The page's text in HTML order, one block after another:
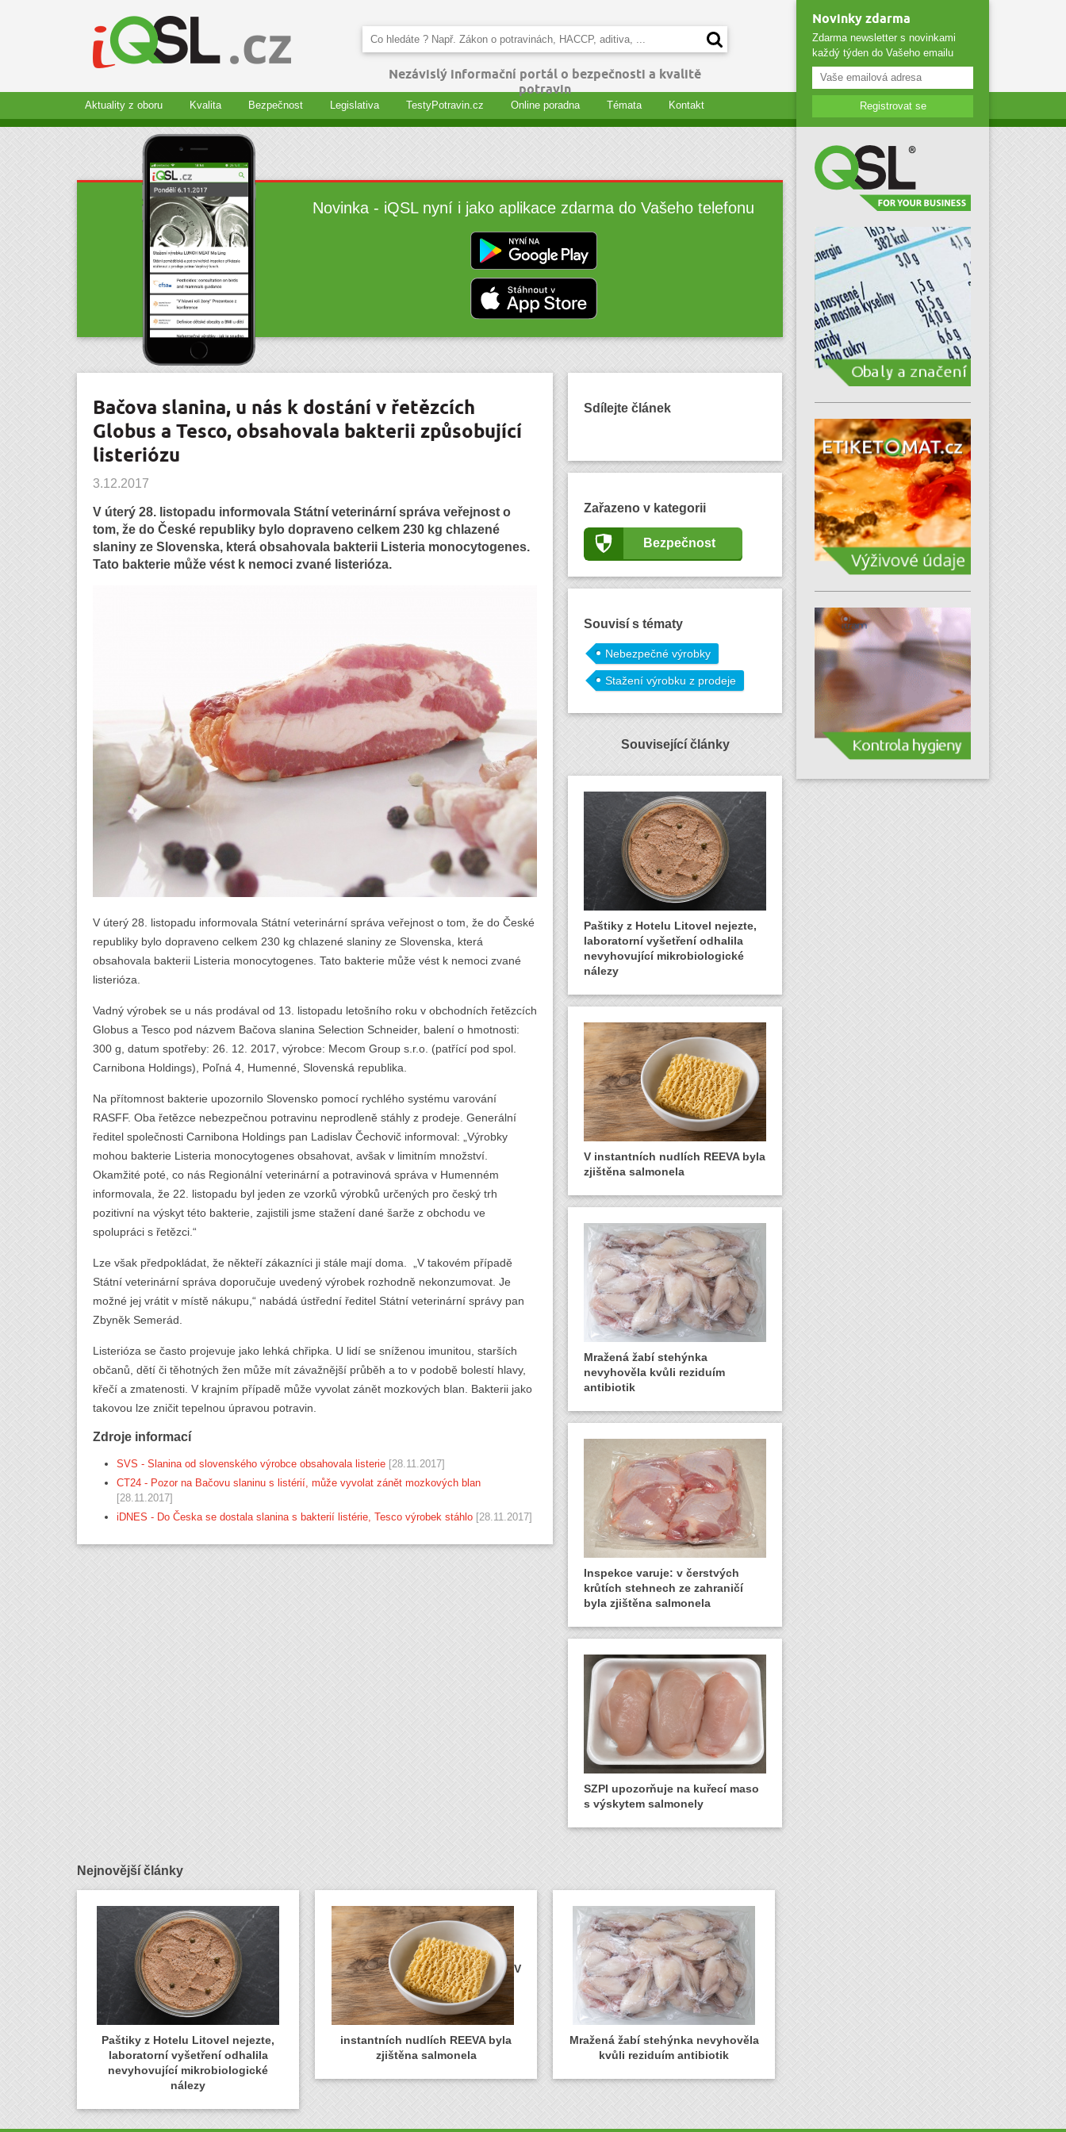
Nezávislý informační portál o bezpečnosti a kvalitě
potravin
Aktuality z oboru Kvalita Bezpečnost Legislativa TestyPotravin.cz Online poradna Témata Kontakt
Novinka - iQSL nyní i jako aplikace zdarma do Vašeho telefonu
Bačova slanina, u nás k dostání v řetězcích
Globus a Tesco, obsahovala bakterii způsobující
listeriózu
3.12.2017
V úterý 28. listopadu informovala Státní veterinární správa veřejnost o
tom, že do České republiky bylo dopraveno celkem 230 kg chlazené
slaniny ze Slovenska, která obsahovala bakterii Listeria monocytogenes.
Tato bakterie může vést k nemoci zvané listerióza.
V úterý 28. listopadu informovala Státní veterinární správa veřejnost o tom, že do České
republiky bylo dopraveno celkem 230 kg chlazené slaniny ze Slovenska, která
obsahovala bakterii Listeria monocytogenes. Tato bakterie může vést k nemoci zvané
listerióza.
Vadný výrobek se u nás prodával od 13. listopadu letošního roku v obchodních řetězcích
Globus a Tesco pod názvem Bačova slanina Selection Schneider, balení o hmotnosti:
300 g, datum spotřeby: 26. 12. 2017, výrobce: Mecom Group s.r.o. (patřící pod spol.
Carnibona Holdings), Poľná 4, Humenné, Slovenská republika.
Na přítomnost bakterie upozornilo Slovensko pomocí rychlého systému varování
RASFF. Oba řetězce nebezpečnou potravinu neprodleně stáhly z prodeje. Generální
ředitel společnosti Carnibona Holdings pan Ladislav Čechovič informoval: „Výrobky
mohou bakterie Listeria monocytogenes obsahovat, avšak v limitním množství.
Okamžité poté, co nás Regionální veterinární a potravinová správa v Humenném
informovala, že 22. listopadu byl jeden ze vzorků výrobků určených pro český trh
pozitivní na výskyt této bakterie, zajistili jsme stažení dané šarže z obchodu ve
spolupráci s řetězci.“
Lze však předpokládat, že někteří zákazníci ji stále mají doma. „V takovém případě
Státní veterinární správa doporučuje uvedený výrobek rozhodně nekonzumovat. Je
možné jej vrátit v místě nákupu,“ nabádá ústřední ředitel Státní veterinární správy pan
Zbyněk Semerád.
Listerióza se často projevuje jako lehká chřipka. U lidí se sníženou imunitou, starších
občanů, dětí či těhotných žen může mít závažnější průběh a to v podobě bolestí hlavy,
křečí a zmatenosti. V krajním případě může vyvolat zánět mozkových blan. Bakterii jako
takovou lze zničit tepelnou úpravou potravin.
Zdroje informací
SVS - Slanina od slovenského výrobce obsahovala listerie [28.11.2017]
CT24 - Pozor na Bačovu slaninu s listérií, může vyvolat zánět mozkových blan
[28.11.2017]
iDNES - Do Česka se dostala slanina s bakterií listérie, Tesco výrobek stáhlo [28.11.2017]
Sdílejte článek
Zařazeno v kategorii
Bezpečnost
Souvisí s tématy
Nebezpečné výrobky
Stažení výrobku z prodeje
Související články
Paštiky z Hotelu Litovel nejezte,
laboratorní vyšetření odhalila
nevyhovující mikrobiologické
nálezy
V instantních nudlích REEVA byla
zjištěna salmonela
Mražená žabí stehýnka
nevyhověla kvůli reziduím
antibiotik
Inspekce varuje: v čerstvých
krůtích stehnech ze zahraničí
byla zjištěna salmonela
SZPI upozorňuje na kuřecí maso
s výskytem salmonely
Nejnovější články
Paštiky z Hotelu Litovel nejezte,
laboratorní vyšetření odhalila
nevyhovující mikrobiologické
nálezy
V
instantních nudlích REEVA byla
zjištěna salmonela
Mražená žabí stehýnka nevyhověla
kvůli reziduím antibiotik
Novinky zdarma
Zdarma newsletter s novinkami
každý týden do Vašeho emailu
Registrovat se